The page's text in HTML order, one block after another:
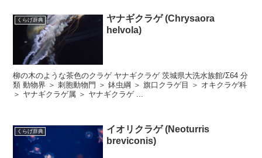
くらげ辞典
ヤナギクラゲ (Chrysaora
helvola)
柳の木のような茶色のクラゲ ヤナギクラゲ 茨城県大洗水族館/Σ64 分
類 動物界 ＞ 刺胞動物門 ＞ 鉢虫綱 ＞ 旗口クラゲ目 ＞ オキクラゲ科
＞ ヤナギクラゲ属 ＞ ヤナギクラゲ ...
くらげ辞典
イオリクラゲ (Neoturris
breviconis)